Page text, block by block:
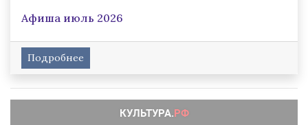
Афиша июль 2026
Подробнее